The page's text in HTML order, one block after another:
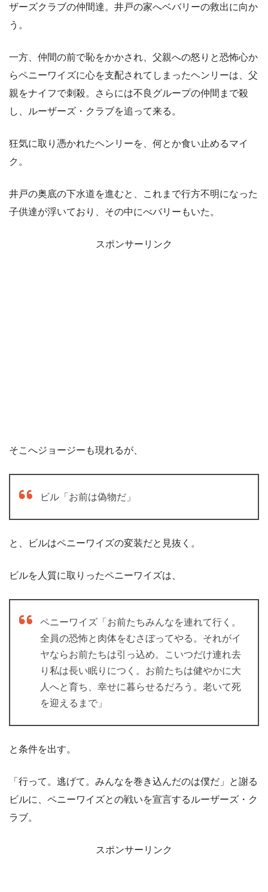
ザーズクラブの仲間達。井戸の家へベバリーの救出に向か
う。
一方、仲間の前で恥をかかされ、父親への怒りと恐怖心か
らペニーワイズに心を支配されてしまったヘンリーは、父
親をナイフで刺殺。さらには不良グループの仲間まで殺
し、ルーザーズ・クラブを追って来る。
狂気に取り憑かれたヘンリーを、何とか食い止めるマイ
ク。
井戸の奥底の下水道を進むと、これまで行方不明になった
子供達が浮いており、その中にべバリーもいた。
スポンサーリンク
そこへジョージーも現れるが、
ビル「お前は偽物だ」
と、ビルはペニーワイズの変装だと見抜く。
ビルを人質に取りったペニーワイズは、
ペニーワイズ「お前たちみんなを連れて行く。
全員の恐怖と肉体をむさぼってやる。それがイ
ヤならお前たちは引っ込め。こいつだけ連れ去
り私は長い眠りにつく。お前たちは健やかに大
人へと育ち、幸せに暮らせるだろう。老いて死
を迎えるまで」
と条件を出す。
「行って。逃げて。みんなを巻き込んだのは僕だ」と謝る
ビルに、ペニーワイズとの戦いを宣言するルーザーズ・ク
ラブ。
スポンサーリンク